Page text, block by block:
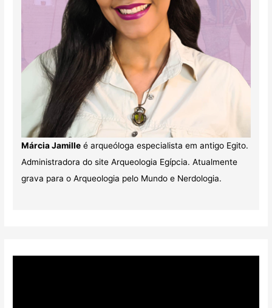
Márcia Jamilleé arqueóloga especialista em antigo Egito.
Administradora do site Arqueologia Egípcia. Atualmente
grava para o Arqueologia pelo Mundo e Nerdologia.